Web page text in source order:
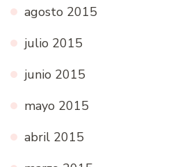
agosto 2015
julio 2015
junio 2015
mayo 2015
abril 2015